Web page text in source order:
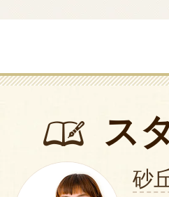
ス
砂